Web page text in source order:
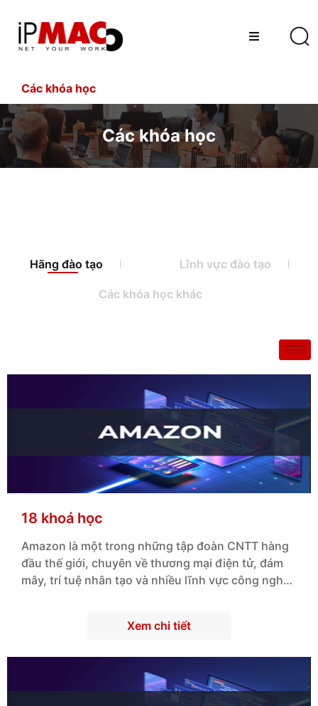
Các khóa học
Các khóa học
Hãng đào tạo Lĩnh vực đào tạo
Các khóa học khác
18 khoá học
Amazon là một trong những tập đoàn CNTT hàng
đầu thế giới, chuyên về thương mại điện tử, đám
mây, trí tuệ nhân tạo và nhiều lĩnh vực công nghệ
Xem chi tiết